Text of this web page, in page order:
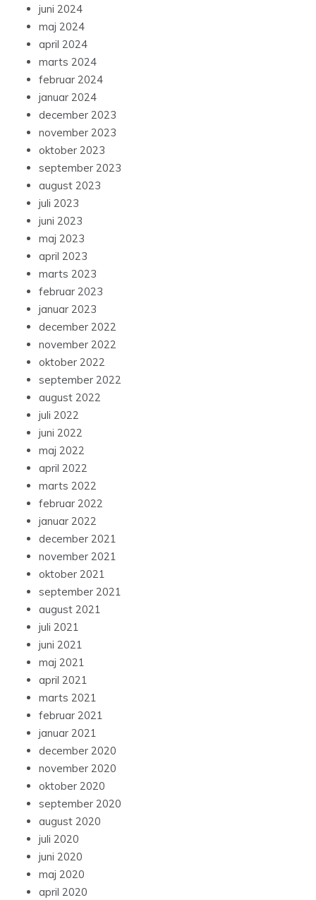
juni 2024
maj 2024
april 2024
marts 2024
februar 2024
januar 2024
december 2023
november 2023
oktober 2023
september 2023
august 2023
juli 2023
juni 2023
maj 2023
april 2023
marts 2023
februar 2023
januar 2023
december 2022
november 2022
oktober 2022
september 2022
august 2022
juli 2022
juni 2022
maj 2022
april 2022
marts 2022
februar 2022
januar 2022
december 2021
november 2021
oktober 2021
september 2021
august 2021
juli 2021
juni 2021
maj 2021
april 2021
marts 2021
februar 2021
januar 2021
december 2020
november 2020
oktober 2020
september 2020
august 2020
juli 2020
juni 2020
maj 2020
april 2020